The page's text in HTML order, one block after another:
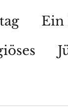
Ein